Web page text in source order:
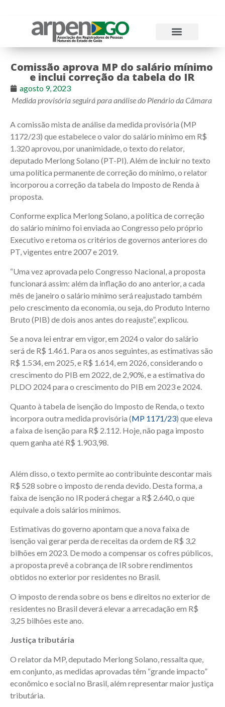
Comissão aprova MP do salário mínimo
e inclui correção da tabela do IR
agosto 9, 2023
Medida provisória seguirá para análise do Plenário da Câmara
A comissão mista de análise da medida provisória (MP
1172/23) que estabelece o valor do salário mínimo em R$
1.320 aprovou, por unanimidade, o texto do relator,
deputado Merlong Solano (PT-PI). Além de incluir no texto
uma política permanente de correção do mínimo, o relator
incorporou a correção da tabela do Imposto de Renda à
proposta.
Conforme explica Merlong Solano, a política de correção
do salário mínimo foi enviada ao Congresso pelo próprio
Executivo e retoma os critérios de governos anteriores do
PT, vigentes entre 2007 e 2019.
“Uma vez aprovada pelo Congresso Nacional, a proposta
funcionará assim: além da inflação do ano anterior, a cada
mês de janeiro o salário mínimo será reajustado também
pelo crescimento da economia, ou seja, do Produto Interno
Bruto (PIB) de dois anos antes do reajuste”, explicou.
Se a nova lei entrar em vigor, em 2024 o valor do salário
será de R$ 1.461. Para os anos seguintes, as estimativas são
R$ 1.534, em 2025, e R$ 1.614, em 2026, considerando o
crescimento do PIB em 2022, de 2,90%, e a estimativa do
PLDO 2024 para o crescimento do PIB em 2023 e 2024.
Quanto à tabela de isenção do Imposto de Renda, o texto
incorpora outra medida provisória (MP 1171/23) que eleva
a faixa de isenção para R$ 2.112. Hoje, não paga imposto
quem ganha até R$ 1.903,98.
Além disso, o texto permite ao contribuinte descontar mais
R$ 528 sobre o imposto de renda devido. Desta forma, a
faixa de isenção no IR poderá chegar a R$ 2.640, o que
equivale a dois salários mínimos.
Estimativas do governo apontam que a nova faixa de
isenção vai gerar perda de receitas da ordem de R$ 3,2
bilhões em 2023. De modo a compensar os cofres públicos,
a proposta prevê a cobrança de IR sobre rendimentos
obtidos no exterior por residentes no Brasil.
O imposto de renda sobre os bens e direitos no exterior de
residentes no Brasil deverá elevar a arrecadação em R$
3,25 bilhões este ano.
Justiça tributária
O relator da MP, deputado Merlong Solano, ressalta que,
em conjunto, as medidas aprovadas têm “grande impacto”
econômico e social no Brasil, além representar maior justiça
tributária.